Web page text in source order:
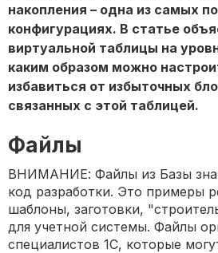
накопления – одна из самых
конфигурациях. В статье
виртуальной таблицы на
каким образом можно
избавиться от избыточных
связанных с этой таблицей.
Файлы
ВНИМАНИЕ: Файлы из Базы
код разработки. Это примеры
шаблоны, заготовки,
для учетной системы. Файлы
специалистов 1С, которые